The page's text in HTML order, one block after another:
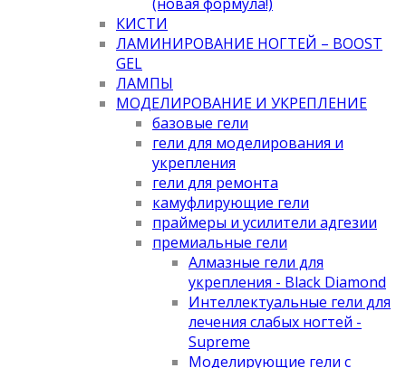
КИСТИ
ЛАМИНИРОВАНИЕ НОГТЕЙ – BOOST
GEL
ЛАМПЫ
МОДЕЛИРОВАНИЕ И УКРЕПЛЕНИЕ
базовые гели
гели для моделирования и
укрепления
гели для ремонта
камуфлирующие гели
праймеры и усилители адгезии
премиальные гели
Алмазные гели для
укрепления - Black Diamond
Интеллектуальные гели для
лечения слабых ногтей -
Supreme
Моделирующие гели с